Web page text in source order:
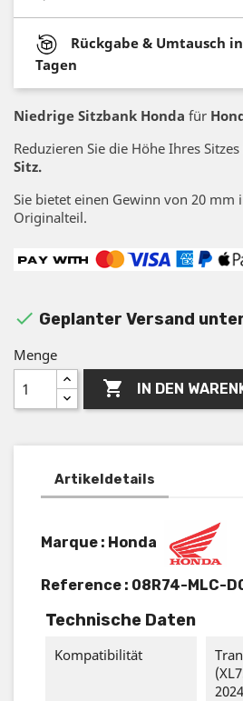
Rückgabe & Umtausch
Tagen
Niedrige Sitzbank Honda für
Reduzieren Sie die Höhe Ihres
Sitz.
Sie bietet einen Gewinn von 20 mm
Originalteil.
 Geplanter Versand
Menge
 IN DEN
Artikeldetails
Marque : Honda
Reference : 08R74-MLC-
Technische Daten
Kompatibilität